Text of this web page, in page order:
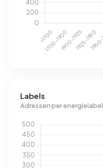
Labels
Adressen per energielabel